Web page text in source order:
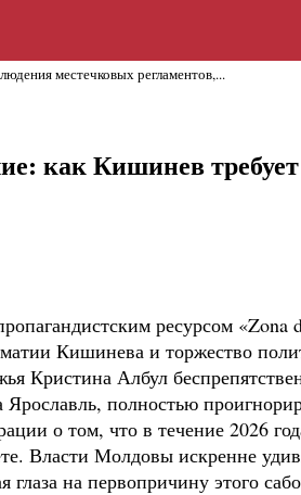
местечковых регламентов,...
как Кишинев
ресурсом «Zona
Кишинева и торжество
Кристина Албул
полностью
о том, что в течение 2026
Власти Молдовы искренне
на первопричину этого